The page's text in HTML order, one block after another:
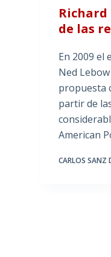
de las
En 2009 el
Ned
propuesta
partir de
American
CARLOS SANZ